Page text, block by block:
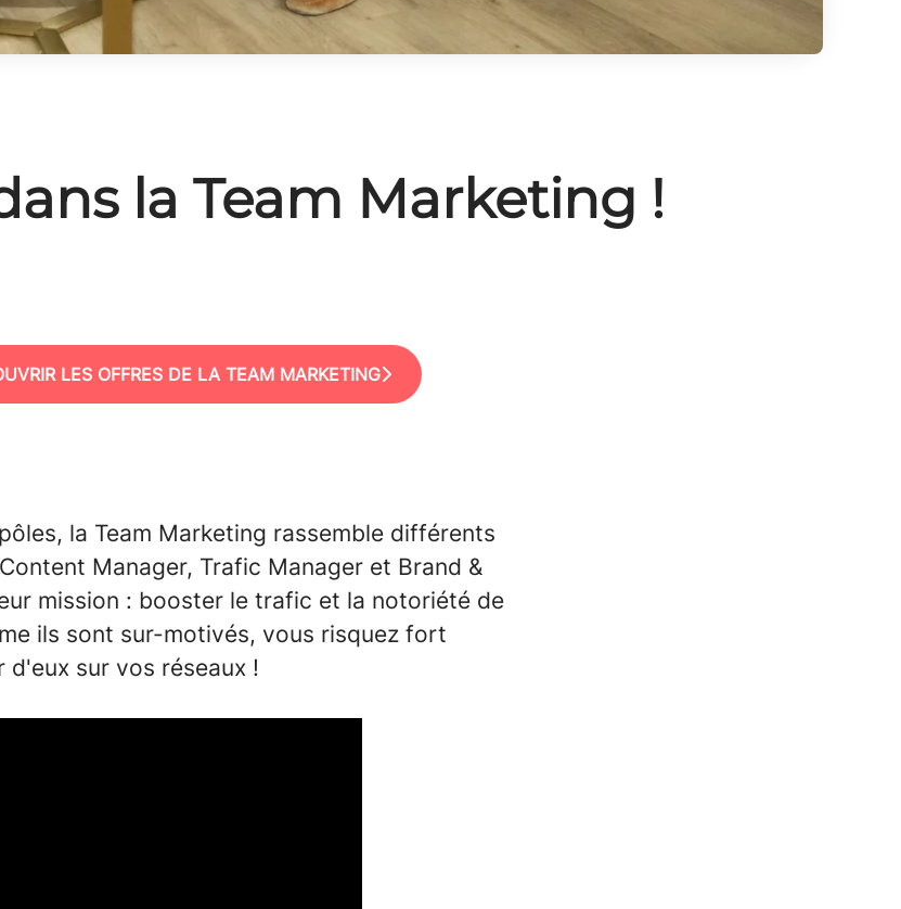
la Team Marketing !
LES OFFRES DE LA TEAM MARKETING
la Team Marketing rassemble différents
Manager, Trafic Manager et Brand &
mission : booster le trafic et la notoriété de
ils sont sur-motivés, vous risquez fort
d'eux sur vos réseaux !